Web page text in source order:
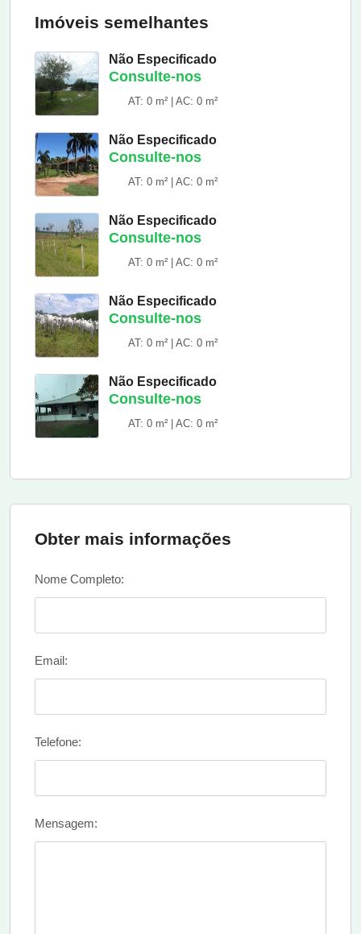
Imóveis semelhantes
Não Especificado
Consulte-nos
AT: 0 m² | AC: 0 m²
Não Especificado
Consulte-nos
AT: 0 m² | AC: 0 m²
Não Especificado
Consulte-nos
AT: 0 m² | AC: 0 m²
Não Especificado
Consulte-nos
AT: 0 m² | AC: 0 m²
Não Especificado
Consulte-nos
AT: 0 m² | AC: 0 m²
Obter mais informações
Nome Completo:
Email:
Telefone:
Mensagem: